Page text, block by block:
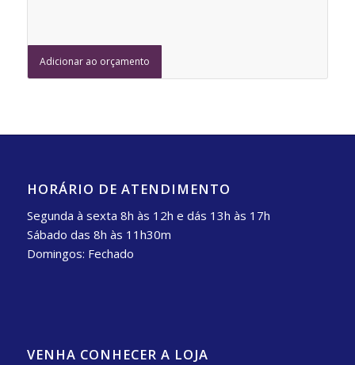
Adicionar ao orçamento
HORÁRIO DE ATENDIMENTO
Segunda à sexta 8h às 12h e dás 13h às 17h
Sábado das 8h às 11h30m
Domingos: Fechado
VENHA CONHECER A LOJA